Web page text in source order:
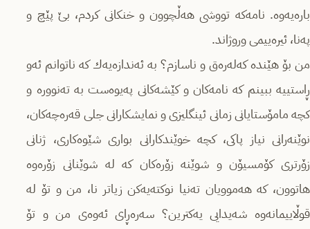
بارەیەوە. نامەكە تووشی هەڵچوون و خنكانی كردم، بێ‌ پێچ و
پەنا، ئیرەییمی وروژاند.
من بۆ هێندە كەلەرەق و ناسازم؟ بە ئەندازەیەك كە ناتوانم ئەو
ڕاستییە ببینم كە نامەكان و كێشەكانی پەیوەست بە تەنوورە و
كچە مامۆستایانی زمانی ئینگلیزی و نمایشكارانی جلی قەرەچەكان،
نوێنەرانی نیاز پاكی، كچە خوێندكارانی بواری شێوەكاری، ژنانی
زۆرتری كۆمسیۆن و شوێنە زۆرەكان كە لە شوێنانی زۆرەوە
هاتوون، كە هەموویان تەنیا نوكتەیەكن زیاتر نا، من و تۆ لە
قوڵاییمانەوە شەیدایی یەكترین؟ سەرەڕای ئەوەی من و تۆ